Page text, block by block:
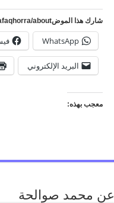
شارك هذا الموضhttps://web.facebook.com/afaqhorra/aboutوع:https://www.pinterest.com/?autologin=true
WhatsApp
البريد الإلكتروني
معجب بهذه:
عن محمد صوالحة